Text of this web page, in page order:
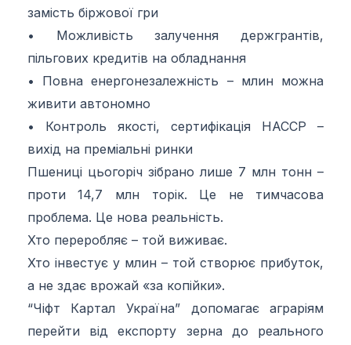
замість біржової гри
• Можливість залучення держгрантів,
пільгових кредитів на обладнання
• Повна енергонезалежність – млин можна
живити автономно
• Контроль якості, сертифікація HACCP –
вихід на преміальні ринки
Пшениці цьогоріч зібрано лише 7 млн тонн –
проти 14,7 млн торік. Це не тимчасова
проблема. Це нова реальність.
Хто переробляє – той виживає.
Хто інвестує у млин – той створює прибуток,
а не здає врожай «за копійки».
“Чіфт Картал Україна” допомагає аграріям
перейти від експорту зерна до реального